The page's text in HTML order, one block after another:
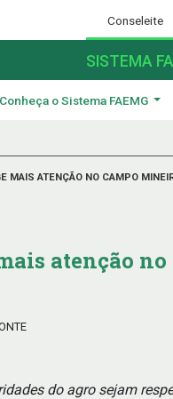
Conseleite
SISTEMA
Conheça o Sistema FAEMG
MAIS ATENÇÃO NO CAMPO
atenção
do agro sejam